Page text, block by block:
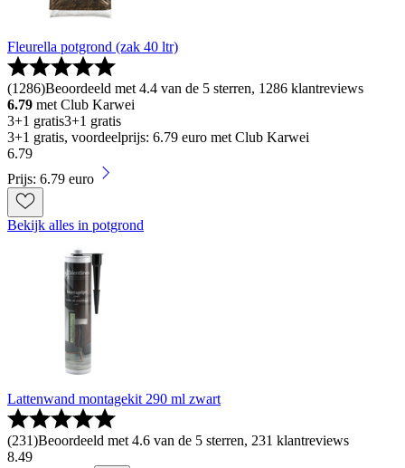
Fleurella potgrond (zak 40 ltr)
(1286)Beoordeeld met 4.4 van de 5 sterren, 1286 klantreviews
6.79 met Club Karwei
3+1 gratis3+1 gratis
3+1 gratis, voordeelprijs: 6.79 euro met Club Karwei
6.79
Prijs: 6.79 euro
Bekijk alles in potgrond
Lattenwand montagekit 290 ml zwart
(231)Beoordeeld met 4.6 van de 5 sterren, 231 klantreviews
8.49